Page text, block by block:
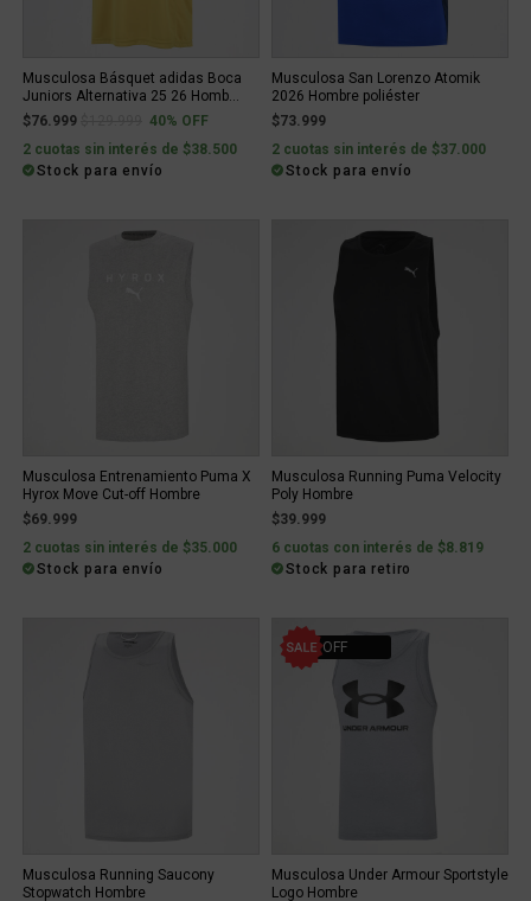
Musculosa Básquet adidas Boca
Juniors Alternativa 25 26 Homb...
$76.999
Price reduced from
to40% OFF
2 cuotas sin interés de $38.500
Stock para envío
Musculosa San Lorenzo Atomik
2026 Hombre poliéster
$73.999
2 cuotas sin interés de $37.000
Stock para envío
Musculosa Entrenamiento Puma X
Hyrox Move Cut-off Hombre
$69.999
2 cuotas sin interés de $35.000
Stock para envío
Musculosa Running Puma Velocity
Poly Hombre
$39.999
6 cuotas con interés de $8.819
Stock para retiro
Musculosa Running Saucony
Stopwatch Hombre
22% OFF
Musculosa Under Armour Sportstyle
Logo Hombre